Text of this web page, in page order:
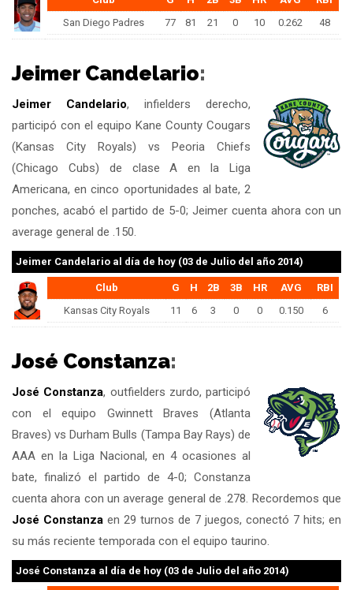
San Diego Padres
77 81 21 0 10 0.262 48
Jeimer Candelario:
Jeimer Candelario, infielders derecho,
participó con el equipo Kane County Cougars
(Kansas City Royals) vs Peoria Chiefs
(Chicago Cubs) de clase A en la Liga
Americana, en cinco oportunidades al bate, 2
ponches, acabó el partido de 5-0; Jeimer cuenta ahora con un
average general de .150.
Jeimer Candelario al día de hoy (03 de Julio del año 2014)
Club G H 2B 3B HR AVG
RBI
Kansas City Royals
11 6 3 0 0 0.150 6
José Constanza:
José Constanza, outfielders zurdo, participó
con el equipo Gwinnett Braves (Atlanta
Braves) vs Durham Bulls (Tampa Bay Rays) de
AAA en la Liga Nacional, en 4 ocasiones al
bate, finalizó el partido de 4-0; Constanza
cuenta ahora con un average general de .278. Recordemos que
José Constanza en 29 turnos de 7 juegos, conectó 7 hits; en
su más reciente temporada con el equipo taurino.
José Constanza al día de hoy (03 de Julio del año 2014)